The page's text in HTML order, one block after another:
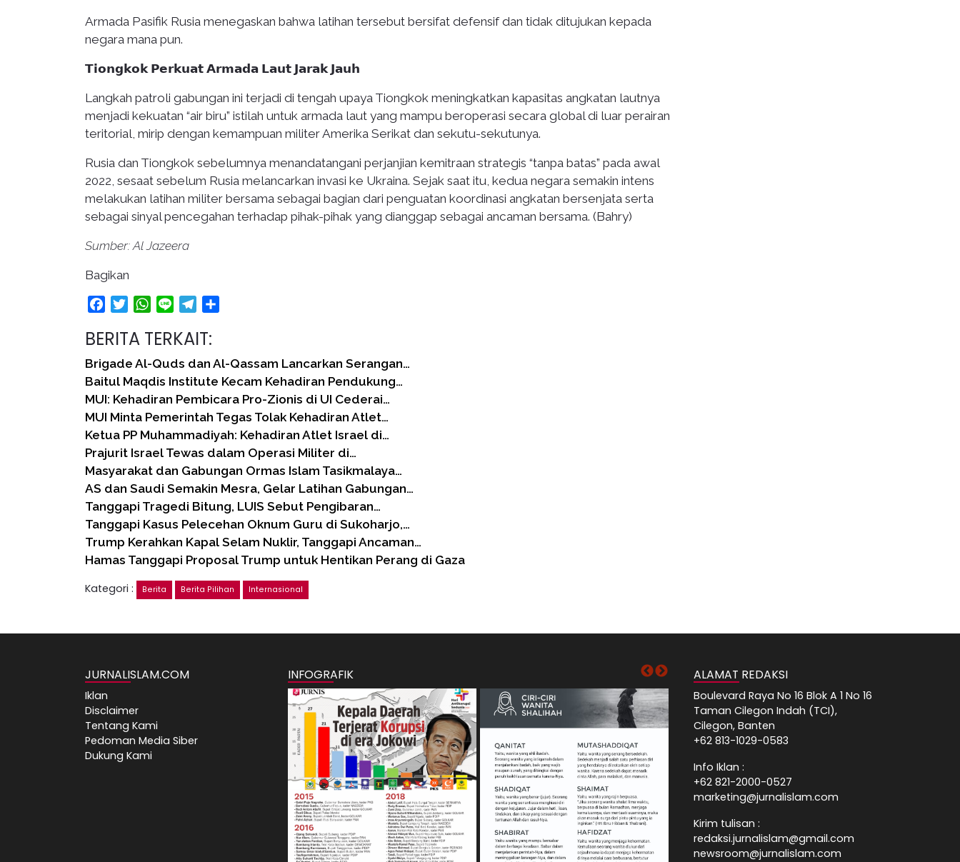
Armada Pasifik Rusia menegaskan bahwa latihan tersebut bersifat defensif dan tidak ditujukan kepada
negara mana pun.
𝗧𝗶𝗼𝗻𝗴𝗸𝗼𝗸 𝗣𝗲𝗿𝗸𝘂𝗮𝘁 𝗔𝗿𝗺𝗮𝗱𝗮 𝗟𝗮𝘂𝘁 𝗝𝗮𝗿𝗮𝗸 𝗝𝗮𝘂𝗵
Langkah patroli gabungan ini terjadi di tengah upaya Tiongkok meningkatkan kapasitas angkatan lautnya
menjadi kekuatan “air biru” istilah untuk armada laut yang mampu beroperasi secara global di luar perairan
teritorial, mirip dengan kemampuan militer Amerika Serikat dan sekutu-sekutunya.
Rusia dan Tiongkok sebelumnya menandatangani perjanjian kemitraan strategis “tanpa batas” pada awal
2022, sesaat sebelum Rusia melancarkan invasi ke Ukraina. Sejak saat itu, kedua negara semakin intens
melakukan latihan militer bersama sebagai bagian dari penguatan koordinasi angkatan bersenjata serta
sebagai sinyal pencegahan terhadap pihak-pihak yang dianggap sebagai ancaman bersama. (Bahry)
Sumber: Al Jazeera
Bagikan
FacebookTwitterWhatsApp
Line Telegram
BERITA TERKAIT:
Brigade Al-Quds dan Al-Qassam Lancarkan Serangan…
Baitul Maqdis Institute Kecam Kehadiran Pendukung…
MUI: Kehadiran Pembicara Pro-Zionis di UI Cederai…
MUI Minta Pemerintah Tegas Tolak Kehadiran Atlet…
Ketua PP Muhammadiyah: Kehadiran Atlet Israel di…
Prajurit Israel Tewas dalam Operasi Militer di…
Masyarakat dan Gabungan Ormas Islam Tasikmalaya…
AS dan Saudi Semakin Mesra, Gelar Latihan Gabungan…
Tanggapi Tragedi Bitung, LUIS Sebut Pengibaran…
Tanggapi Kasus Pelecehan Oknum Guru di Sukoharjo,…
Trump Kerahkan Kapal Selam Nuklir, Tanggapi Ancaman…
Hamas Tanggapi Proposal Trump untuk Hentikan Perang di Gaza
Kategori :
Berita Berita Pilihan Internasional
JURNALISLAM.COM
Iklan
Disclaimer
Tentang Kami
Pedoman Media Siber
Dukung Kami
INFOGRAFIK ALAMAT REDAKSI
Boulevard Raya No 16 Blok A 1 No 16
Taman Cilegon Indah (TCI),
Cilegon, Banten
+62 813-1029-0583
Info Iklan :
+62 821-2000-0527
marketing@jurnalislam.com
Kirim tulisan :
redaksi.jurnalislam@gmail.com
newsroom@jurnalislam.com